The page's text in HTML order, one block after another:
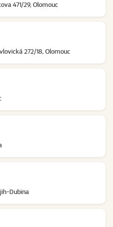
471/29, Olomouc
272/18, Olomouc
Dubina